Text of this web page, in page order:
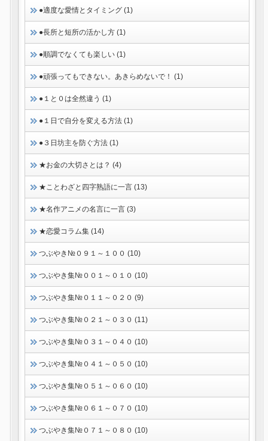
●適度な愛情とタイミング (1)
●長所と短所の活かし方 (1)
●順調でなくても楽しい (1)
●頑張ってもできない。あきらめないで！ (1)
●１と０は全然違う (1)
●１日で自分を変える方法 (1)
●３日坊主を防ぐ方法 (1)
★お金の大切さとは？ (4)
★ことわざと四字熟語に一言 (13)
★名作アニメの名言に一言 (3)
★恋愛コラム集 (14)
つぶやき№０９１～１００ (10)
つぶやき集№００１～０１０ (10)
つぶやき集№０１１～０２０ (9)
つぶやき集№０２１～０３０ (11)
つぶやき集№０３１～０４０ (10)
つぶやき集№０４１～０５０ (10)
つぶやき集№０５１～０６０ (10)
つぶやき集№０６１～０７０ (10)
つぶやき集№０７１～０８０ (10)